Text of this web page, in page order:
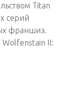
Titan
серий
франшиз.
II: